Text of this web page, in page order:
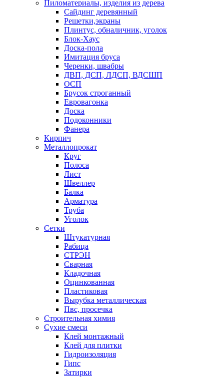
Пиломатериалы, изделия из дерева
Сайдинг деревянный
Решетки,экраны
Плинтус, обналичник, уголок
Блок-Хаус
Доска-пола
Имитация бруса
Черенки, швабры
ДВП, ДСП, ЛДСП, ВДСШП
ОСП
Брусок строганный
Евровагонка
Доска
Подоконники
Фанера
Кирпич
Металлопрокат
Круг
Полоса
Лист
Швеллер
Балка
Арматура
Труба
Уголок
Сетки
Штукатурная
Рабица
СТРЭН
Сварная
Кладочная
Оцинкованная
Пластиковая
Вырубка металлическая
Пвс, просечка
Строительная химия
Сухие смеси
Клей монтажный
Клей для плитки
Гидроизоляция
Гипс
Затирки